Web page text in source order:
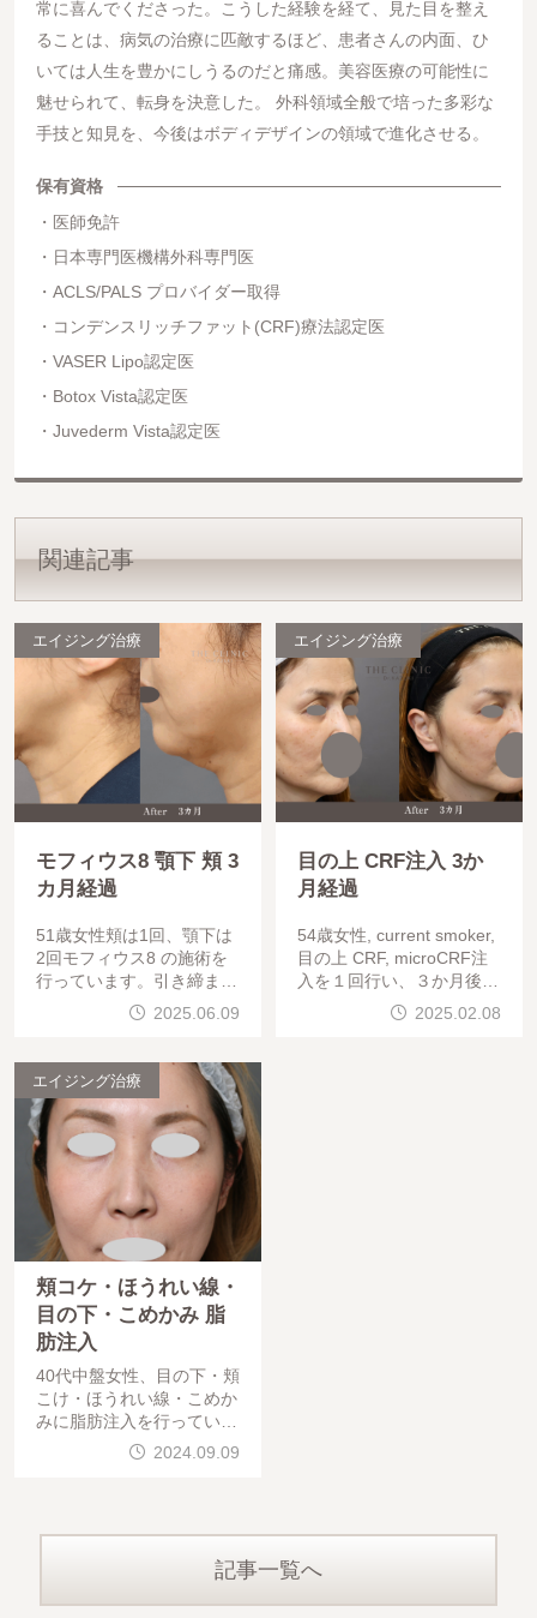
常に喜んでくださった。こうした経験を経て、見た目を整え
ることは、病気の治療に匹敵するほど、患者さんの内面、ひ
いては人生を豊かにしうるのだと痛感。美容医療の可能性に
魅せられて、転身を決意した。 外科領域全般で培った多彩な
手技と知見を、今後はボディデザインの領域で進化させる。
保有資格
医師免許
日本専門医機構外科専門医
ACLS/PALS プロバイダー取得
コンデンスリッチファット(CRF)療法認定医
VASER Lipo認定医
Botox Vista認定医
Juvederm Vista認定医
関連記事
エイジング治療
モフィウス8 顎下 頬 3
カ月経過
51歳女性頬は1回、顎下は
2回モフィウス8 の施術を
行っています。引き締まっ
ていることが分かります。
特徴的なシミを撮影後に消
VOVリフトも実
2025.06.09
エイジング治療
目の上 CRF注入 3か
月経過
54歳女性, current smoker,
目の上 CRF, microCRF注
入を１回行い、３か月後の
経過となります。CRF(700
G/3分) , マフトガン使用
2025.02.08
エイジング治療
頬コケ・ほうれい線・
目の下・こめかみ 脂
肪注入
40代中盤女性、目の下・頬
こけ・ほうれい線・こめか
みに脂肪注入を行っていま
す。頬こけ・目の下・こめ
使用してい
2024.09.09
記事一覧へ